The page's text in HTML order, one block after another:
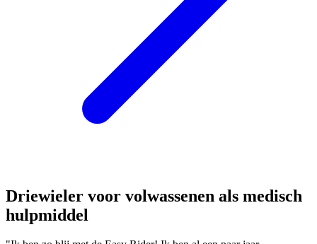
Driewieler voor volwassenen als medisch
hulpmiddel